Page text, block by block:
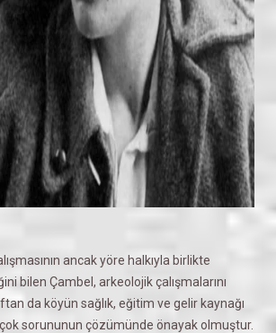
ancak yöre halkıyla birlikte
bilen Çambel, arkeolojik çalışmalarını
da köyün sağlık, eğitim ve gelir kaynağı
sorununun çözümünde önayak olmuştur.